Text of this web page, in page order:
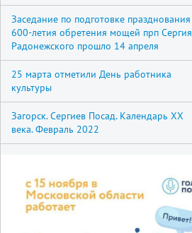
Заседание по подготовке празднования
600-летия обретения мощей прп Сергия
Радонежского прошло 14 апреля
25 марта отметили День работника
культуры
Загорск. Сергиев Посад. Календарь XX
века. Февраль 2022